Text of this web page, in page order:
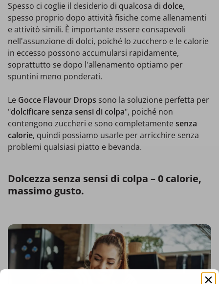
Spesso ci coglie il desiderio di qualcosa di dolce,
spesso proprio dopo attività fisiche come allenamenti
e attivitò simili. È importante essere consapevoli
nell'assunzione di dolci, poiché lo zucchero e le calorie
in eccesso possono accumularsi rapidamente,
soprattutto se dopo l'allenamento optiamo per
spuntini meno ponderati.
Le Gocce Flavour Drops sono la soluzione perfetta per
"dolcificare senza sensi di colpa", poiché non
contengono zuccheri e sono completamente senza
calorie, quindi possiamo usarle per arricchire senza
problemi qualsiasi piatto e bevanda.
Dolcezza senza sensi di colpa – 0 calorie,
massimo gusto.